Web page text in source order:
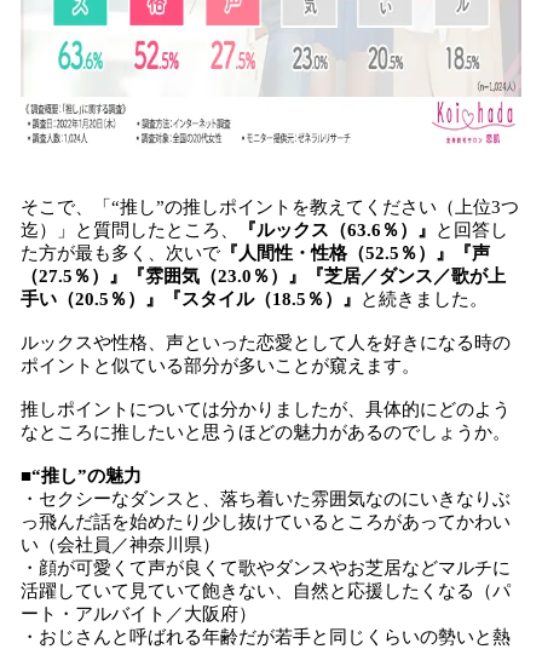
そこで、「“推し”の推しポイントを教えてください（上位3つ
迄）」と質問したところ、
『ルックス（63.6％） 』
と回答し
た方が最も多く、次いで 『 人間性・性格（52.5％） 』『声
（27.5％）
』『雰囲気（23.0％） 』『芝居／ダンス／歌が上
手い（20.5％）
』『スタイル（18.5％） 』 と続きました。
ルックスや性格、声といった恋愛として人を好きになる時の
ポイントと似ている部分が多いことが窺えます。
推しポイントについては分かりましたが、具体的にどのよう
なところに推したいと思うほどの魅力があるのでしょうか。
■“推し”の魅力
・セクシーなダンスと、落ち着いた雰囲気なのにいきなりぶ
っ飛んだ話を始めたり少し抜けているところがあってかわい
い（会社員／神奈川県）
・顔が可愛くて声が良くて歌やダンスやお芝居などマルチに
活躍していて見ていて飽きない、自然と応援したくなる（パ
ート・アルバイト／大阪府）
・おじさんと呼ばれる年齢だが若手と同じくらいの勢いと熱